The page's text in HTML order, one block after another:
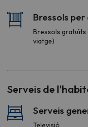
Bressols
Bressols gratuïts
viatge)
Serveis de
Serveis
Televisió